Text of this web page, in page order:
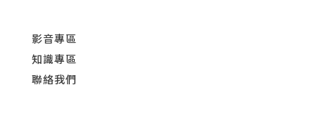
影音專區
知識專區
聯絡我們